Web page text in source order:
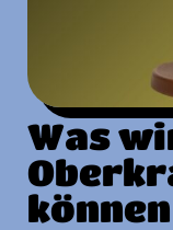
Was
können